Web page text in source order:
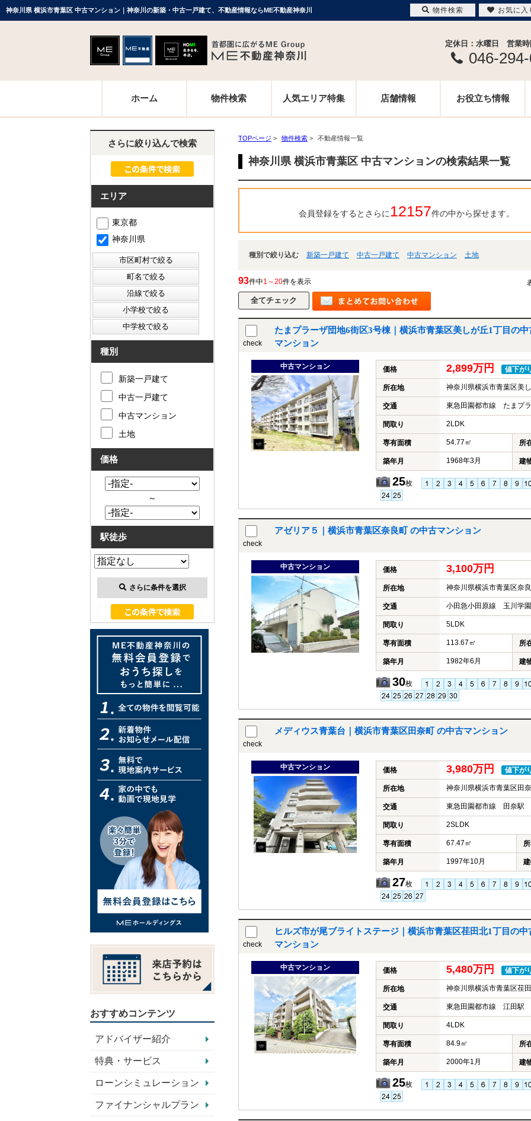
神奈川県 横浜市青葉区 中古マンション｜神奈川の新築・中古一戸建て、不動産情報ならME不動産神奈川
定休日：水曜日 営業
046-
ホーム 物件検索 人気エリア特集 店舗情報 お役立ち情報
TOPページ > 物件検索 > 不動産情報一覧
神奈川県 横浜市青葉区 中古マンションの検索結果一覧
会員登録をするとさらに 12157件の中から探せます。
種別で絞り込む 新築一戸建て 中古一戸建て 中古マンション 土地
93件中1～20件を表示
check
たまプラーザ団地6街区3号棟｜横浜市青葉区美しが丘1丁目の中
マンション
中古マンション 価格 2,899万円 値下が
所在地 神奈川県横浜市青葉区美
交通 東急田園都市線 たまプ
間取り 2LDK
専有面積 54.77㎡ 所
築年月 1968年3月 建
25枚
check
アゼリア５｜横浜市青葉区奈良町 の中古マンション
中古マンション 価格 3,100万円
所在地 神奈川県横浜市青葉区奈
交通 小田急小田原線 玉川学
間取り 5LDK
専有面積 113.67㎡ 所
築年月 1982年6月 建
30枚
check
メディウス青葉台｜横浜市青葉区田奈町 の中古マンション
中古マンション 価格 3,980万円 値下が
所在地 神奈川県横浜市青葉区田
交通 東急田園都市線 田奈駅
間取り 2SLDK
専有面積 67.47㎡
築年月 1997年10月
27枚
check
ヒルズ市が尾ブライトステージ｜横浜市青葉区荏田北1丁目の中
マンション
中古マンション 価格 5,480万円 値下が
所在地 神奈川県横浜市青葉区荏
交通 東急田園都市線 江田駅
間取り 4LDK
専有面積 84.9㎡ 所
築年月 2000年1月 建
25枚
さらに絞り込んで検索
エリア
東京都
神奈川県
種別
新築一戸建て
中古一戸建て
中古マンション
土地
価格
～
駅徒歩
さらに条件を選択
おすすめコンテンツ
アドバイザー紹介
特典・サービス
ローンシミュレーション
ファイナンシャルプラン
物件検索 お気に入